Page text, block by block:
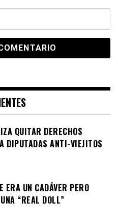
QUITAR DERECHOS
DIPUTADAS ANTI-VIEJITOS
ERA UN CADÁVER PERO
“REAL DOLL”